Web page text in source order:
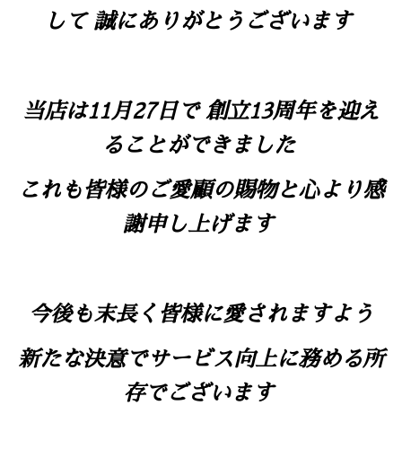
して 誠にありがとうございます
当店は11月27日で 創立13周年を迎え
ることができました
これも皆様のご愛顧の賜物と心より感
謝申し上げます
今後も末長く皆様に愛されますよう
新たな決意でサービス向上に務める所
存でございます